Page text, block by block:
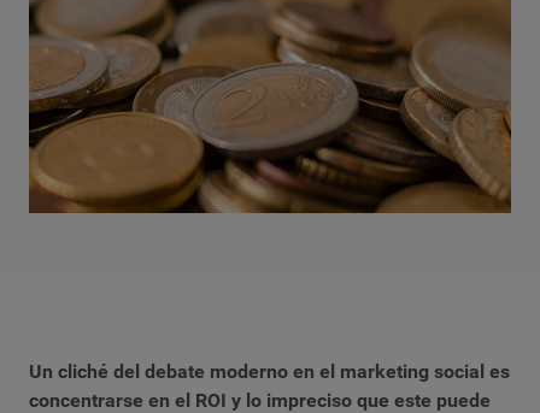
Un cliché del debate moderno en el marketing social es
concentrarse en el ROI y lo impreciso que este puede